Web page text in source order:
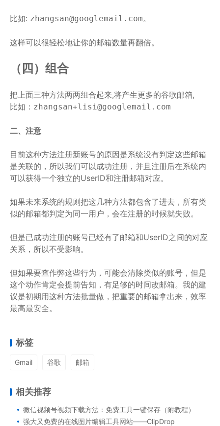
比如: zhangsan@googlemail.com。
这样可以很轻松地让你的邮箱数量再翻倍。
（四）组合
把上面三种方法两两组合起来,将产生更多的谷歌邮箱,
比如： zhangsan+lisi@googlemail.com
二、注意
目前这种方法注册新账号的原因是系统没有判定这些邮箱
是关联的，所以我们可以成功注册，并且注册后在系统内
可以获得一个独立的UserID和注册邮箱对应。
如果未来系统的规则把这几种方法都包含了进去，所有类
似的邮箱都判定为同一用户，会在注册的时候就失败。
但是已成功注册的账号已经有了邮箱和UserID之间的对应
关系，所以不受影响。
但如果要查作弊这些行为，可能会清除类似的账号，但是
这个动作肯定会提前告知，有足够的时间改邮箱。我的建
议是初期用这种方法批量做，把重要的邮箱拿出来，效率
最高最安全。
标签
Gmail 谷歌 邮箱
相关推荐
微信视频号视频下载方法：免费工具一键保存（附教程）
强大又免费的在线图片编辑工具网站——ClipDrop